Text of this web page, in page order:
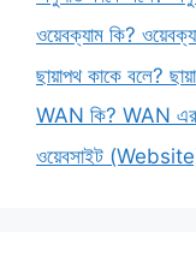
ওয়েবক্যাম কি?
ছায়াপথ কাকে বলে?
WAN কি? WAN এর
ওয়েবসাইট (Website)